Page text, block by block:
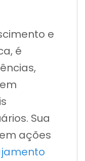
e
é
Sua
ações